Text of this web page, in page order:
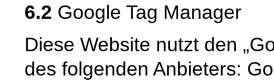
6.2 Google Tag Manager
Diese Website nutzt den
des folgenden Anbieters: